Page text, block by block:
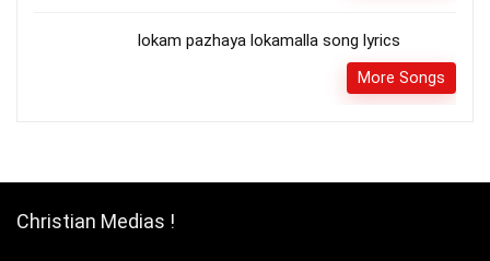
lokam pazhaya lokamalla song lyrics
More Songs
Christian Medias !